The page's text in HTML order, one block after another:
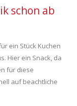
schon ab
ein Stück Kuchen
Hier ein Snack, da
für diese
auf beachtliche